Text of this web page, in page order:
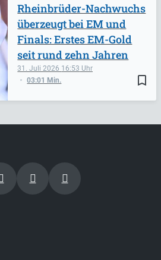
bookmark_border
31. Juli 2026 16:53
03:01 Min.
Rheinbrüder-Nachwuchs
überzeugt bei EM und
Finals: Erstes EM-Gold
seit rund zehn Jahren